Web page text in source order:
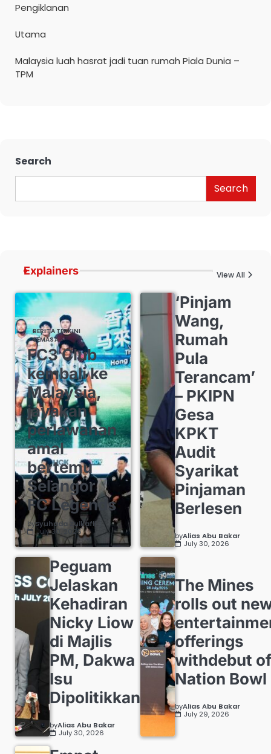
Pengiklanan
Utama
Malaysia luah hasrat jadi tuan rumah Piala Dunia –
TPM
Search
Search
Explainers View All
BERITA TERKINI
SEMASA
FC3 Club
kembali ke
Malaysia,
jayakan
perlawanan
amal
bertemu
Selangor
FC Legends
bySyuhada Zulkafli
July 30, 2026
‘Pinjam
Wang,
Rumah
Pula
Terancam’
– PKIPN
Gesa
KPKT
Audit
Syarikat
Pinjaman
Berlesen
byAlias Abu Bakar
July 30, 2026
Peguam
Jelaskan
Kehadiran
Nicky Liow
di Majlis
PM, Dakwa
Isu
Dipolitikkan
byAlias Abu Bakar
July 30, 2026
The Mines
rolls out
offerings
withdebut
Nation Bowl
byAlias Abu Bakar
July 29, 2026